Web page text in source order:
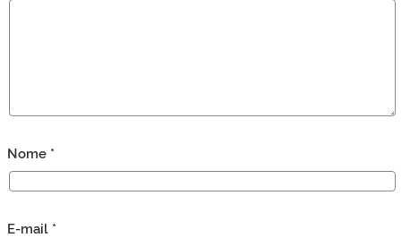
Nome *
E-mail *